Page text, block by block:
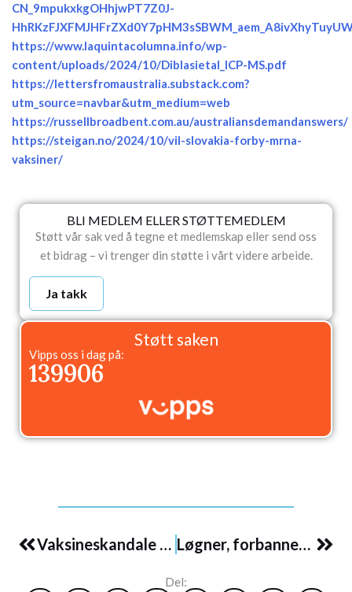
CN_9mpukxkgOHhjwPT7Z0J-
https://www.laquintacolumna.info/wp-
content/uploads/2024/10/Diblasietal_ICP-MS.pdf
https://lettersfromaustralia.substack.com?
utm_source=navbar&utm_medium=web
https://russellbroadbent.com.au/australiansdemandanswers/
https://steigan.no/2024/10/vil-slovakia-forby-mrna-
vaksiner/
BLI MEDLEM ELLER STØTTEMEDLEM
Støtt vår sak ved å tegne et medlemskap eller send oss
et bidrag – vi trenger din støtte i vårt videre arbeide.
Ja takk
Støtt saken
Vipps oss i dag på:
139906
Vaksineskandale også i Nederland kommer for dagen Løgner, forbannede løgner og statistikk
Del: